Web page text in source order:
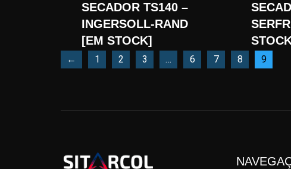
SECADOR TS140 –
INGERSOLL-RAND
[EM STOCK]
← 1 2 3 … 6 7 8 9